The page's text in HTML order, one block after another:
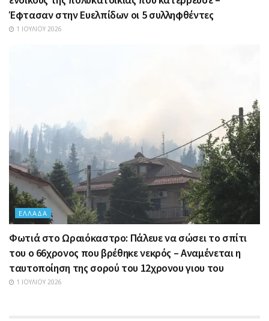
Έφτασαν στην Ευελπίδων οι 5 συλληφθέντες
1 ΙΟΥΛΊΟΥ 2026
ΕΛΛΆΔΑ
Φωτιά στο Ωραιόκαστρο: Πάλευε να σώσει το σπίτι
του ο 66χρονος που βρέθηκε νεκρός – Αναμένεται η
ταυτοποίηση της σορού του 12χρονου γιου του
1 ΙΟΥΛΊΟΥ 2026